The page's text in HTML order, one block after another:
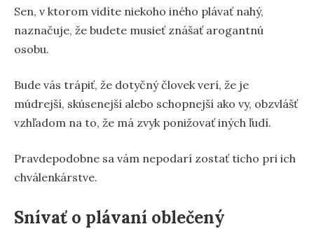
Sen, v ktorom vidíte niekoho iného plávať nahý,
naznačuje, že budete musieť znášať arogantnú
osobu.
Bude vás trápiť, že dotyčný človek verí, že je
múdrejší, skúsenejší alebo schopnejší ako vy, obzvlášť
vzhľadom na to, že má zvyk ponižovať iných ľudí.
Pravdepodobne sa vám nepodarí zostať ticho pri ich
chválenkárstve.
Snívať o plávaní oblečený